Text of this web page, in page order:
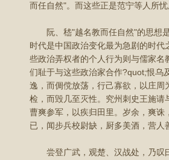
而任自然"。而这些正是范宁等人所
阮、嵇"越名教而任自然"的思想是
时代是中国政治变化最为急剧的时
些政治弄权者的个人行为则与儒家
们耻于与这些政治家合作?quot;恨乌
逸，而倜傥放荡，行己寡欲，以庄
检，而毁几至灭性。究州刺史王施
曹爽参军，以疾归田里。岁余，爽
已，闻步兵校尉缺，厨多美酒，营
尝登广武，观楚、汉战处，乃叹曰